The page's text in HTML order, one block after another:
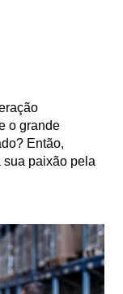
o grande
Então,
sua paixão pela